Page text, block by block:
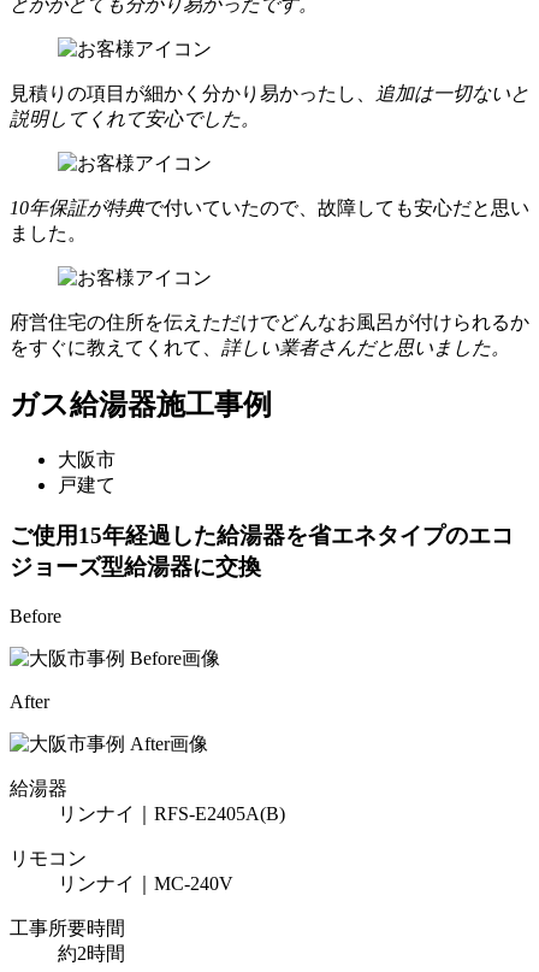
とかがとても分かり易かったです。
見積りの項目が細かく分かり易かったし、
追加は一切ないと
説明してくれて安心でした。
10年保証が特典で付いていたので、故障しても安心だと思い
ました。
府営住宅の住所を伝えただけでどんなお風呂が付けられるか
をすぐに教えてくれて、 詳しい業者さんだと思いました。
ガス給湯器施工事例
大阪市
戸建て
ご使用15年経過した給湯器を省エネタイプのエコ
ジョーズ型給湯器に交換
Before
After
給湯器
リンナイ｜RFS-E2405A(B)
リモコン
リンナイ｜MC-240V
工事所要時間
約2時間